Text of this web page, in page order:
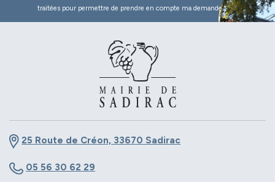
traitées pour permettre de prendre en compte ma demande.*
25 Route de Créon, 33670 Sadirac
05 56 30 62 29